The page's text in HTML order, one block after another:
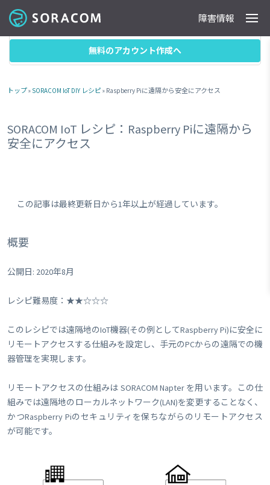
製品
事例
料金
ドキュメント
導入支援
IoTストア
最新情報 障害情報
トップ» SORACOM IoT DIY レシピ » Raspberry Piに遠隔から安全にアクセス
SORACOM IoT レシピ：Raspberry Piに遠隔から
安全にアクセス
この記事は最終更新日から1年以上が経過しています。
概要
公開日: 2020年8月
レシピ難易度：★★☆☆☆
このレシピでは遠隔地のIoT機器(その例としてRaspberry Pi)に安全に
リモートアクセスする仕組みを設定し、手元のPCからの遠隔での機
器管理を実現します。
リモートアクセスの仕組みは SORACOM Napter を用います。この仕
組みでは遠隔地のローカルネットワーク(LAN)を変更することなく、
かつRaspberry Piのセキュリティを保ちながらのリモートアクセス
が可能です。
無料のアカウント作成へ